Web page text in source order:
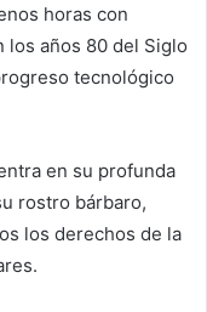
horas con
los años 80 del Siglo
tecnológico
en su profunda
rostro bárbaro,
los derechos de la